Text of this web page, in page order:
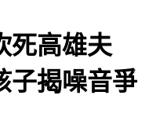
死高雄夫
揭噪音爭